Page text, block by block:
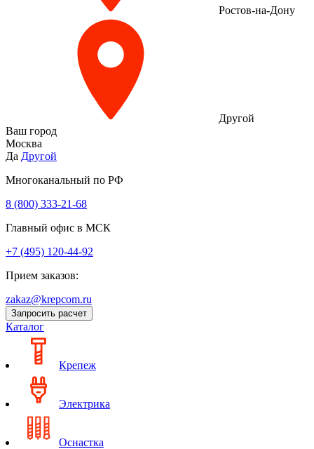
Ростов-на-Дону
Другой
Ваш город
Москва
Да Другой
Многоканальный по РФ
8 (800) 333‑21-68
Главный офис в МСК
+7 (495) 120-44-92
Прием заказов:
zakaz@krepcom.ru
Запросить расчет
Каталог
Крепеж
Электрика
Оснастка